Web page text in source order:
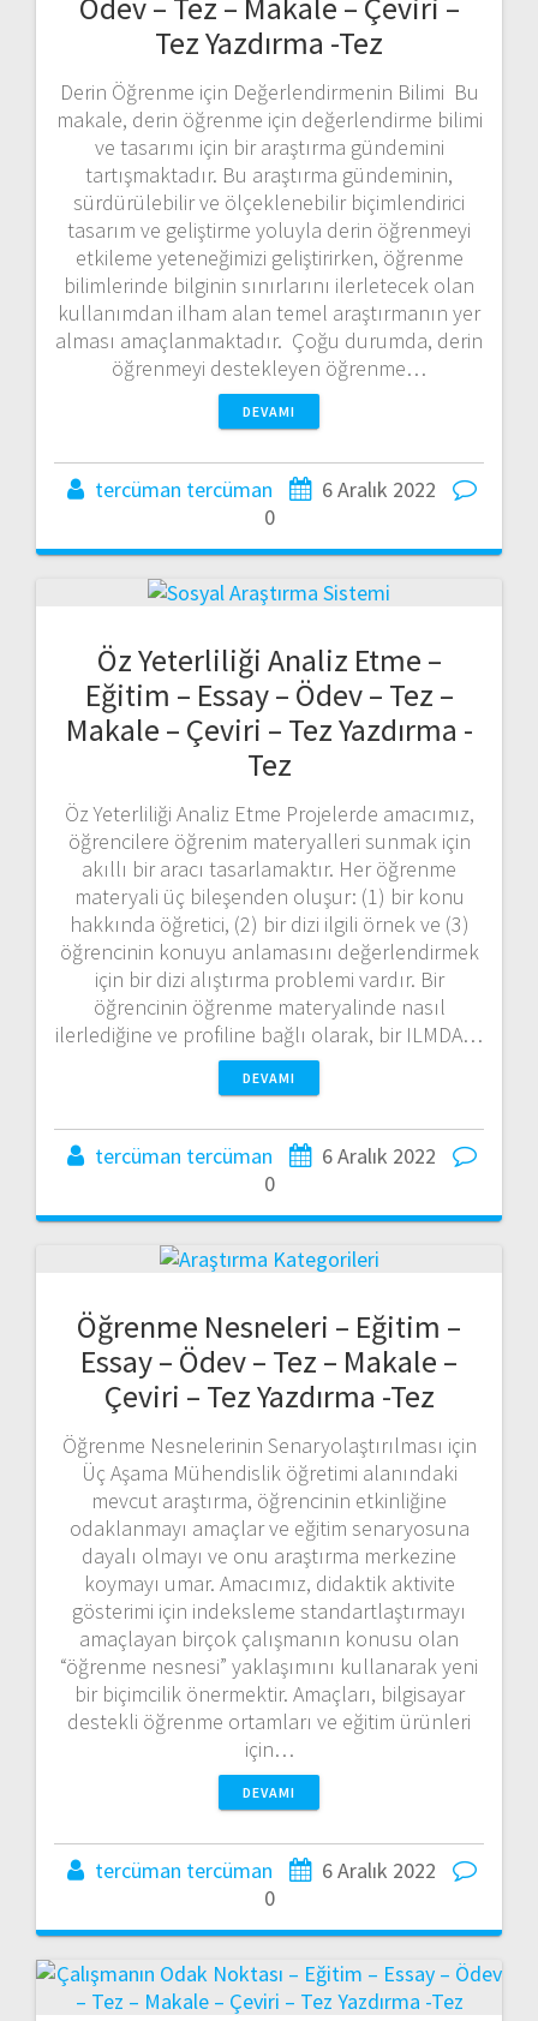
Tez Yazdırma -Tez
Derin Öğrenme için Değerlendirmenin Bilimi Bu
makale, derin öğrenme için değerlendirme bilimi
ve tasarımı için bir araştırma gündemini
tartışmaktadır. Bu araştırma gündeminin,
sürdürülebilir ve ölçeklenebilir biçimlendirici
tasarım ve geliştirme yoluyla derin öğrenmeyi
etkileme yeteneğimizi geliştirirken, öğrenme
bilimlerinde bilginin sınırlarını ilerletecek olan
kullanımdan ilham alan temel araştırmanın yer
alması amaçlanmaktadır. Çoğu durumda, derin
öğrenmeyi destekleyen öğrenme…
DEVAMI
tercüman tercüman
6 Aralık 2022
0
Öz Yeterliliği Analiz Etme –
Eğitim – Essay – Ödev – Tez –
Makale – Çeviri – Tez Yazdırma -
Tez
Öz Yeterliliği Analiz Etme Projelerde amacımız,
öğrencilere öğrenim materyalleri sunmak için
akıllı bir aracı tasarlamaktır. Her öğrenme
materyali üç bileşenden oluşur: (1) bir konu
hakkında öğretici, (2) bir dizi ilgili örnek ve (3)
öğrencinin konuyu anlamasını değerlendirmek
için bir dizi alıştırma problemi vardır. Bir
öğrencinin öğrenme materyalinde nasıl
ilerlediğine ve profiline bağlı olarak, bir ILMDA…
DEVAMI
tercüman tercüman
6 Aralık 2022
0
Öğrenme Nesneleri – Eğitim –
Essay – Ödev – Tez – Makale –
Çeviri – Tez Yazdırma -Tez
Öğrenme Nesnelerinin Senaryolaştırılması için
Üç Aşama Mühendislik öğretimi alanındaki
mevcut araştırma, öğrencinin etkinliğine
odaklanmayı amaçlar ve eğitim senaryosuna
dayalı olmayı ve onu araştırma merkezine
koymayı umar. Amacımız, didaktik aktivite
gösterimi için indeksleme standartlaştırmayı
amaçlayan birçok çalışmanın konusu olan
“öğrenme nesnesi” yaklaşımını kullanarak yeni
bir biçimcilik önermektir. Amaçları, bilgisayar
destekli öğrenme ortamları ve eğitim ürünleri
için…
DEVAMI
tercüman tercüman
6 Aralık 2022
0